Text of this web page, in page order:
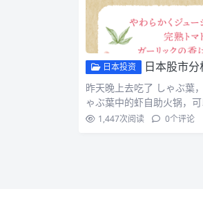
日本投资 日本股市分析 す
昨天晚上去吃了 しゃぶ葉
ゃぶ葉中的虾自助火锅，
候非常偶然地…
1,447次阅读 0个评论